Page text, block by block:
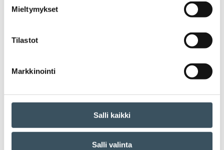
Mieltymykset
Tilastot
Markkinointi
Salli kaikki
Salli valinta
energiatehokkuus
kuluttaja kuluttajat kuluttajien luottamus